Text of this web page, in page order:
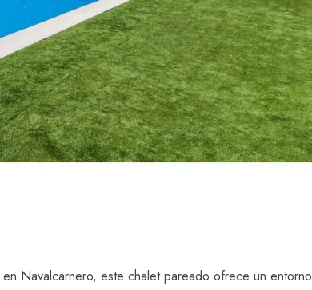
en Navalcarnero, este chalet pareado ofrece un entorno